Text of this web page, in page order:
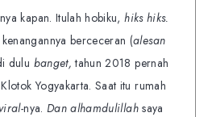
kapan. Itulah hobiku,hiks hiks.
berceceran (alesan
dulu banget, tahun 2018 pernah
Yogyakarta. Saat itu rumah
nya. Dan alhamdulillahsaya